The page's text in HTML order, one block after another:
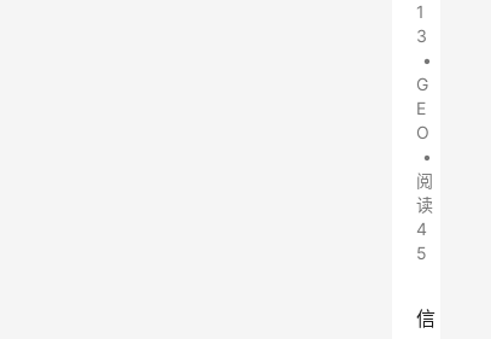
1
3
•
G
E
O
•
阅
读
4
5
信